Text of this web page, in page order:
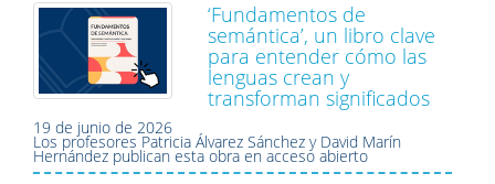
‘Fundamentos de
semántica’, un libro clave
para entender cómo las
lenguas crean y
transforman significados
19 de junio de 2026
Los profesores Patricia Álvarez Sánchez y David Marín
Hernández publican esta obra en acceso abierto